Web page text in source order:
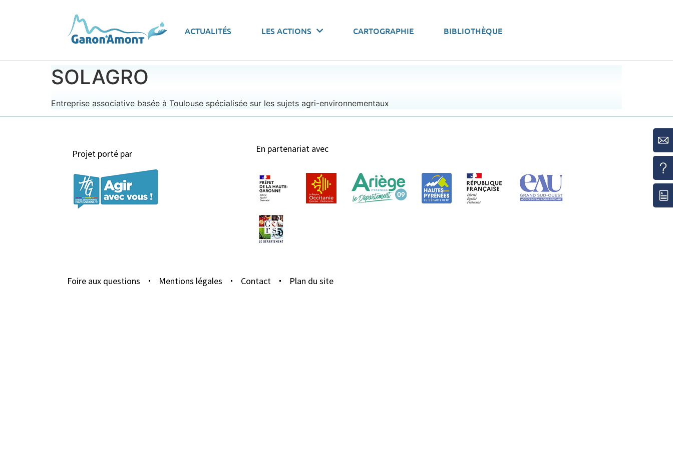
ACTUALITÉS LES ACTIONS CARTOGRAPHIE BIBLIOTHÈQUE
Vue d’ensemble Les actions par thématiques
SOLAGRO
Entreprise associative basée à Toulouse spécialisée sur les sujets agri-environnementaux
Projet porté par En partenariat avec
Foire aux questions Mentions légales Contact Plan du site